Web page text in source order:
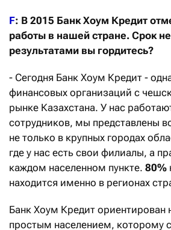
F: В 2015 Банк Хоум Кредит
работы в нашей стране. Срок
результатами вы гордитесь?
- Сегодня Банк Хоум Кредит -
финансовых организаций с
рынке Казахстана. У нас
сотрудников, мы представлены
не только в крупных городах
где у нас есть свои филиалы, а
каждом населенном пункте. 80%
находится именно в регионах
Банк Хоум Кредит ориентирован
простым населением, которому